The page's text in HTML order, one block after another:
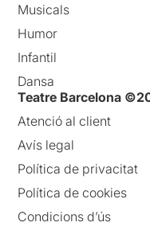
Musicals
Humor
Infantil
Dansa
Teatre Barcelona
Atenció al client
Avís legal
Política de privacitat
Política de cookies
Condicions d’ús